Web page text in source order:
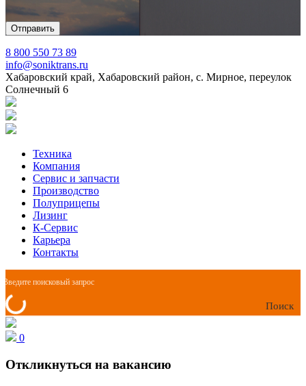
8 800 550 73 89
info@soniktrans.ru
Хабаровский край, Хабаровский район, с. Мирное, переулок
Солнечный 6
Техника
Компания
Сервис и запчасти
Производство
Полуприцепы
Лизинг
К-Сервис
Карьера
Контакты
Поиск
0
Откликнуться на вакансию